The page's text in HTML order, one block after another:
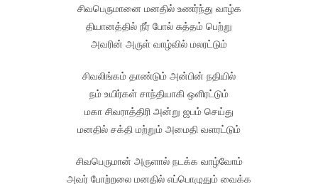
சிவபெருமானை மனதில் உணர்ந்து வாழ்க
தியானத்தில் நீர் போல் சுத்தம் பெற்று
அவரின் அருள் வாழ்வில் மலரட்டும்
சிவலிங்கம் தாண்டும் அன்பின் நதியில்
நம் உயிர்கள் சாந்தியாகி ஒளிரட்டும்
மகா சிவராத்திரி அன்று ஜபம் செய்து
மனதில் சக்தி மற்றும் அமைதி வளரட்டும்
சிவபெருமான் அருளால் நடக்க வாழ்வோம்
அவர் போற்றலை மனதில் எப்பொழுதும் வைக்க